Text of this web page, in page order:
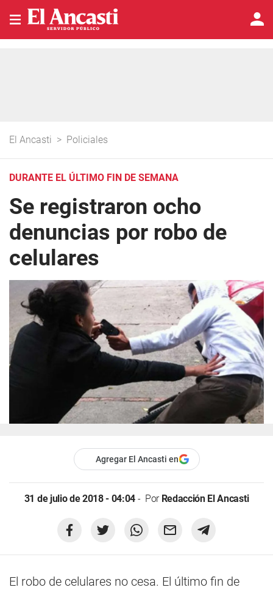
El Ancasti > Policiales
DURANTE EL ÚLTIMO FIN DE SEMANA
Se registraron ocho
denuncias por robo de
celulares
Agregar El Ancasti en
31 de julio de 2018 - 04:04 Por Redacción El Ancasti
El robo de celulares no cesa. El último fin de